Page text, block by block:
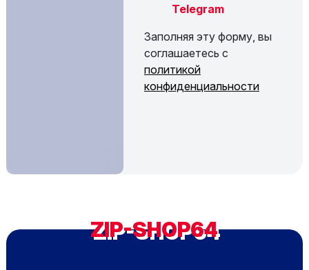
Telegram
Заполняя эту форму, вы
соглашаетесь с
политикой
конфиденциальности
ZIP-SHOP64